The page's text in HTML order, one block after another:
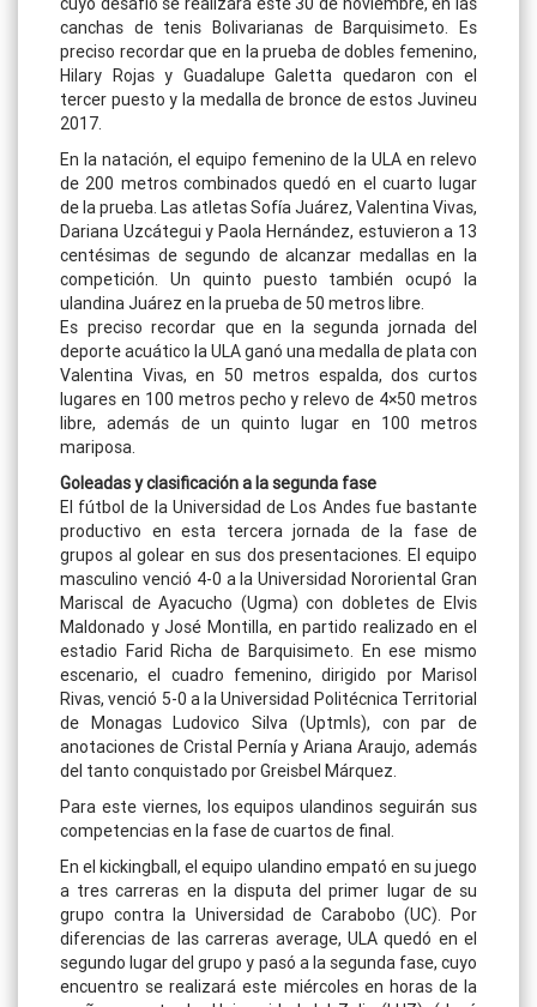
canchas de tenis Bolivarianas de Barquisimeto. Es
preciso recordar que en la prueba de dobles femenino,
Hilary Rojas y Guadalupe Galetta quedaron con el
tercer puesto y la medalla de bronce de estos Juvineu
2017.
En la natación, el equipo femenino de la ULA en relevo
de 200 metros combinados quedó en el cuarto lugar
de la prueba. Las atletas Sofía Juárez, Valentina Vivas,
Dariana Uzcátegui y Paola Hernández, estuvieron a 13
centésimas de segundo de alcanzar medallas en la
competición. Un quinto puesto también ocupó la
ulandina Juárez en la prueba de 50 metros libre.
Es preciso recordar que en la segunda jornada del
deporte acuático la ULA ganó una medalla de plata con
Valentina Vivas, en 50 metros espalda, dos curtos
lugares en 100 metros pecho y relevo de 4×50 metros
libre, además de un quinto lugar en 100 metros
mariposa.
Goleadas y clasificación a la segunda fase
El fútbol de la Universidad de Los Andes fue bastante
productivo en esta tercera jornada de la fase de
grupos al golear en sus dos presentaciones. El equipo
masculino venció 4-0 a la Universidad Nororiental Gran
Mariscal de Ayacucho (Ugma) con dobletes de Elvis
Maldonado y José Montilla, en partido realizado en el
estadio Farid Richa de Barquisimeto. En ese mismo
escenario, el cuadro femenino, dirigido por Marisol
Rivas, venció 5-0 a la Universidad Politécnica Territorial
de Monagas Ludovico Silva (Uptmls), con par de
anotaciones de Cristal Pernía y Ariana Araujo, además
del tanto conquistado por Greisbel Márquez.
Para este viernes, los equipos ulandinos seguirán sus
competencias en la fase de cuartos de final.
En el kickingball, el equipo ulandino empató en su juego
a tres carreras en la disputa del primer lugar de su
grupo contra la Universidad de Carabobo (UC). Por
diferencias de las carreras average, ULA quedó en el
segundo lugar del grupo y pasó a la segunda fase, cuyo
encuentro se realizará este miércoles en horas de la